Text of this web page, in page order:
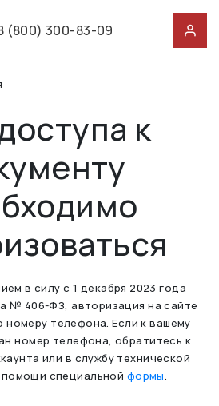
(800) 300-83-09
к
в силу с 1 декабря 2023 года
№ 406-ФЗ, авторизация на сайте
номеру телефона. Если к вашему
номер телефона, обратитесь к
или в службу технической
специальной формы.